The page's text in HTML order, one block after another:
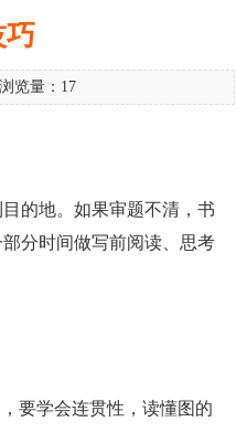
巧
览量：17
的地。如果审题不清，书
分时间做写前阅读、思考
要学会连贯性，读懂图的